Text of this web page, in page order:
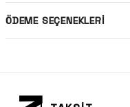
ÖDEME SEÇENEKLERI